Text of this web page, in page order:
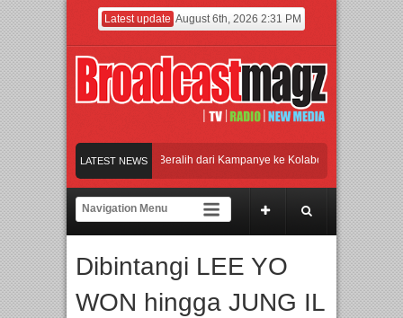
Latest update August 6th, 2026 2:31 PM
LATEST NEWS
2026 Dorong Industri Beralih dari Kampanye ke Kolaborasi Jangka Panjang
INDONESIA Membuka Took di Ubud, Bali
Tahitoe dan Sandhy Sondoro Afan Hadirkan Hipdut Modern “Jangan
Dibintangi LEE YO
WON hingga JUNG IL